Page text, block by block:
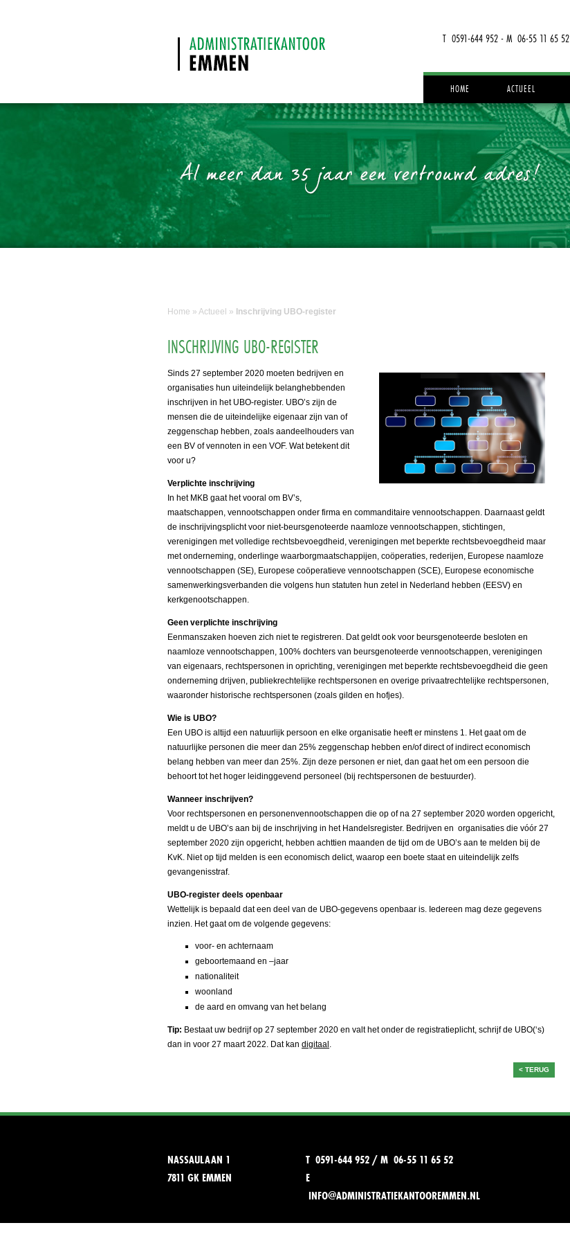
T 0591-644 952 - M 06-55 11 65 52
HOME ACTUEEL
Home » Actueel » Inschrijving UBO-register
INSCHRIJVING UBO-REGISTER
Sinds 27 september 2020 moeten bedrijven en
organisaties hun uiteindelijk belanghebbenden
inschrijven in het UBO-register. UBO’s zijn de
mensen die de uiteindelijke eigenaar zijn van of
zeggenschap hebben, zoals aandeelhouders van
een BV of vennoten in een VOF. Wat betekent dit
voor u?
Verplichte inschrijving
In het MKB gaat het vooral om BV’s,
maatschappen, vennootschappen onder firma en commanditaire vennootschappen. Daarnaast geldt
de inschrijvingsplicht voor niet-beursgenoteerde naamloze vennootschappen, stichtingen,
verenigingen met volledige rechtsbevoegdheid, verenigingen met beperkte rechtsbevoegdheid maar
met onderneming, onderlinge waarborgmaatschappijen, coöperaties, rederijen, Europese naamloze
vennootschappen (SE), Europese coöperatieve vennootschappen (SCE), Europese economische
samenwerkingsverbanden die volgens hun statuten hun zetel in Nederland hebben (EESV) en
kerkgenootschappen.
Geen verplichte inschrijving
Eenmanszaken hoeven zich niet te registreren. Dat geldt ook voor beursgenoteerde besloten en
naamloze vennootschappen, 100% dochters van beursgenoteerde vennootschappen, verenigingen
van eigenaars, rechtspersonen in oprichting, verenigingen met beperkte rechtsbevoegdheid die geen
onderneming drijven, publiekrechtelijke rechtspersonen en overige privaatrechtelijke rechtspersonen,
waaronder historische rechtspersonen (zoals gilden en hofjes).
Wie is UBO?
Een UBO is altijd een natuurlijk persoon en elke organisatie heeft er minstens 1. Het gaat om de
natuurlijke personen die meer dan 25% zeggenschap hebben en/of direct of indirect economisch
belang hebben van meer dan 25%. Zijn deze personen er niet, dan gaat het om een persoon die
behoort tot het hoger leidinggevend personeel (bij rechtspersonen de bestuurder).
Wanneer inschrijven?
Voor rechtspersonen en personenvennootschappen die op of na 27 september 2020 worden opgericht,
meldt u de UBO’s aan bij de inschrijving in het Handelsregister. Bedrijven en organisaties die vóór 27
september 2020 zijn opgericht, hebben achttien maanden de tijd om de UBO’s aan te melden bij de
KvK. Niet op tijd melden is een economisch delict, waarop een boete staat en uiteindelijk zelfs
gevangenisstraf.
UBO-register deels openbaar
Wettelijk is bepaald dat een deel van de UBO-gegevens openbaar is. Iedereen mag deze gegevens
inzien. Het gaat om de volgende gegevens:
voor- en achternaam
geboortemaand en –jaar
nationaliteit
woonland
de aard en omvang van het belang
Tip: Bestaat uw bedrijf op 27 september 2020 en valt het onder de registratieplicht, schrijf de UBO(‘s)
dan in voor 27 maart 2022. Dat kan digitaal .
< TERUG
NASSAULAAN 1
7811 GK EMMEN
T 0591-644 952 / M 06-55 11 65 52
E
INFO@ADMINISTRATIEKANTOOREMMEN.NL